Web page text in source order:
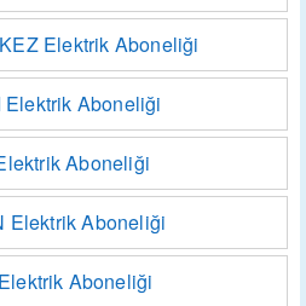
Elektrik Aboneliği
Elektrik Aboneliği
Aboneliği
Elektrik Aboneliği
Aboneliği